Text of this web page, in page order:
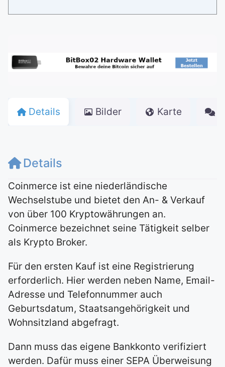
Details Bilder Karte
Details
Coinmerce ist eine niederländische
Wechselstube und bietet den An- & Verkauf
von über 100 Kryptowährungen an.
Coinmerce bezeichnet seine Tätigkeit selber
als Krypto Broker.
Für den ersten Kauf ist eine Registrierung
erforderlich. Hier werden neben Name, Email-
Adresse und Telefonnummer auch
Geburtsdatum, Staatsangehörigkeit und
Wohnsitzland abgefragt.
Dann muss das eigene Bankkonto verifiziert
werden. Dafür muss einer SEPA Überweisung